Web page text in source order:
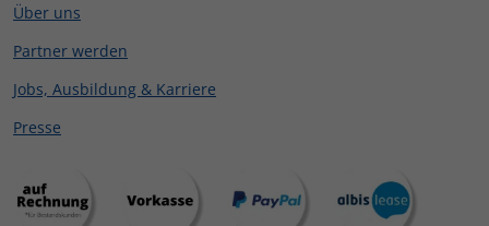
Über uns
Partner werden
Jobs, Ausbildung & Karriere
Presse